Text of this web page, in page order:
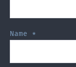
Name *